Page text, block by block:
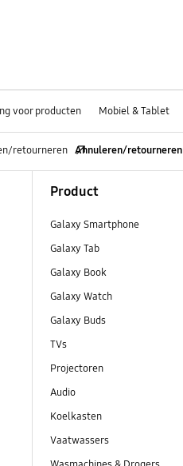
voor producten Mobiel & Tablet
retourneren Annuleren/retourneren
Product
Galaxy Smartphone
Galaxy Tab
Galaxy Book
Galaxy Watch
Galaxy Buds
TVs
Projectoren
Audio
Koelkasten
Vaatwassers